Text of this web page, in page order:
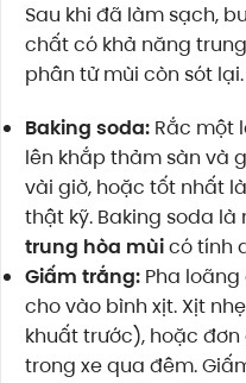
Sau khi đã làm sạch,
chất có khả năng
phân tử mùi còn sót lại.
Baking soda: Rắc một
lên khắp thảm sàn và
vài giờ, hoặc tốt nhất
thật kỹ. Baking soda
trung hòa mùicó tính
Giấm trắng: Pha loãng
cho vào bình xịt. Xịt
khuất trước), hoặc
trong xe qua đêm.